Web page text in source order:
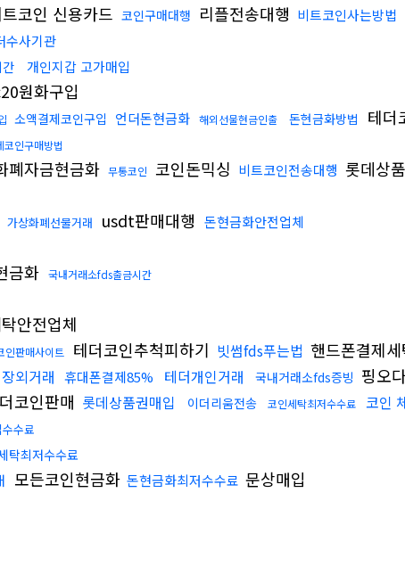
트코인 신용카드 코인구매대행 리플전송대행 비트코인사는방법
수사기관
개인지갑 고가매입
원화구입
소액결제코인구입 언더돈현금화 해외선물현금인출 돈현금화방법 테더
코인구매방법
폐자금현금화 무통코인 코인돈믹싱 비트코인전송대행 롯데상
가상화폐선물거래 usdt판매대행 돈현금화안전업체
금화 국내거래소fds출금시간
안전업체
인판매사이트 테더코인추척피하기 빗썸fds푸는법 핸드폰결제세
장외거래 휴대폰결제85% 테더개인거래 국내거래소fds증빙 핑오
코인판매 롯데상품권매입 이더리움전송 코인세탁최저수수료 코인
수료
탁최저수수료
모든코인현금화 돈현금화최저수수료 문상매입